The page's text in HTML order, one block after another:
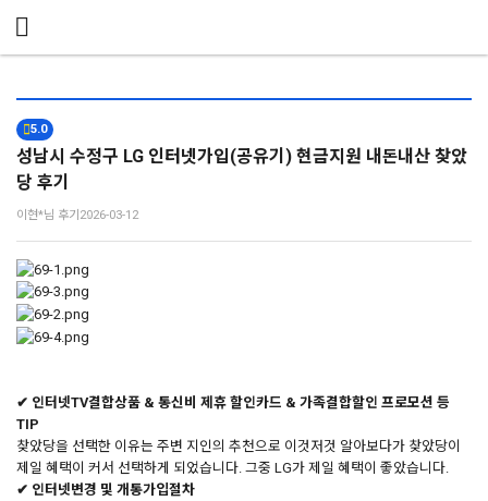
5.0
성남시 수정구 LG 인터넷가입(공유기) 현금지원 내돈내산 찾았
당 후기
이현*님 후기 2026-03-12
✔ 인터넷TV결합상품 & 통신비 제휴 할인카드 & 가족결합할인 프로모션 등
TIP
찾았당을 선택한 이유는 주변 지인의 추천으로 이것저것 알아보다가 찾았당이
제일 혜택이 커서 선택하게 되었습니다. 그중 LG가 제일 혜택이 좋았습니다.
✔ 인터넷변경 및 개통가입절차